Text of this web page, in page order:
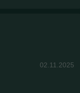
02.11.2025